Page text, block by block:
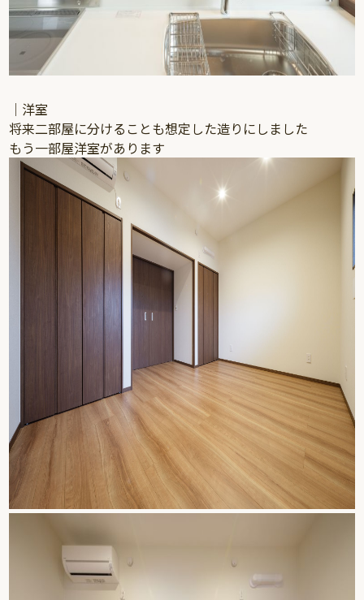
｜洋室
将来二部屋に分けることも想定した造りにしました
もう一部屋洋室があります